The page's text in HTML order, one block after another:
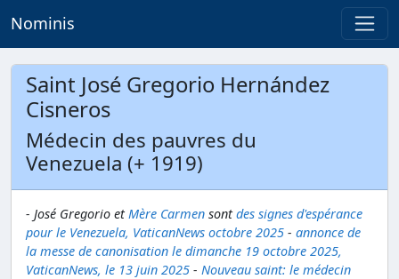
Nominis
Saint José Gregorio Hernández
Cisneros
Médecin des pauvres du
Venezuela (+ 1919)
- José Gregorio etMère Carmen sontdes signes d'espérance
pour le Venezuela, VaticanNews octobre 2025 - annonce de
la messe de canonisation le dimanche 19 octobre 2025,
VaticanNews, le 13 juin 2025 - Nouveau saint: le médecin